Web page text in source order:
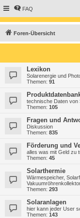
FAQ
Foren-Übersicht
Lexikon
Solarenergie und
Themen: 91
technische Daten von
Themen: 105
Fragen und
Diskussion
Themen: 835
Förderung und
alles was mit Geld zu
Themen: 45
Solarthermie
Wärmespeicher,
Themen: 293
Solaranlagen
hier kann jeder User
Themen: 143